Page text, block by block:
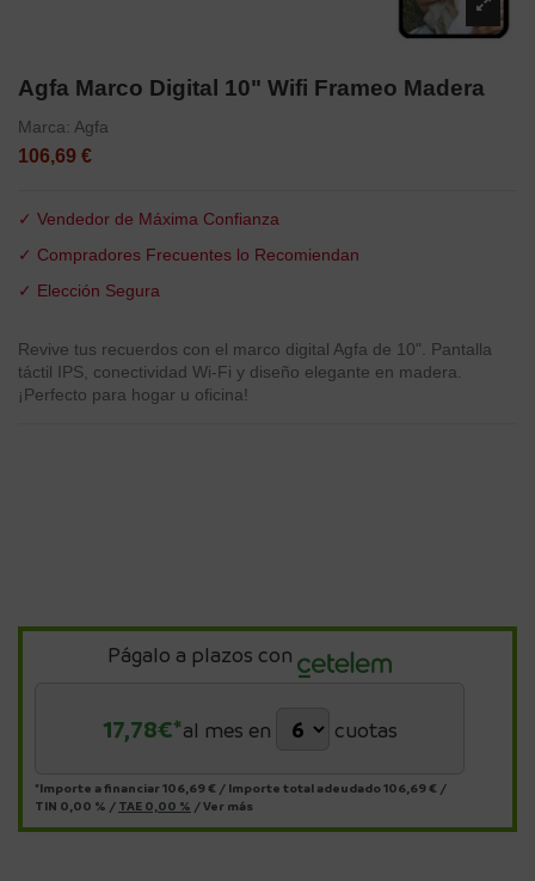
Agfa Marco Digital 10" Wifi Frameo Madera
Marca: Agfa
106,69 €
✓ Vendedor de Máxima Confianza
✓ Compradores Frecuentes lo Recomiendan
✓ Elección Segura
Revive tus recuerdos con el marco digital Agfa de 10". Pantalla
táctil IPS, conectividad Wi-Fi y diseño elegante en madera.
¡Perfecto para hogar u oficina!
Págalo a plazos con
17,78€*al mes en cuotas
*Importe a financiar 106,69 € / Importe total adeudado106,69 € /
TIN 0,00 % / TAE 0,00 % /Ver más